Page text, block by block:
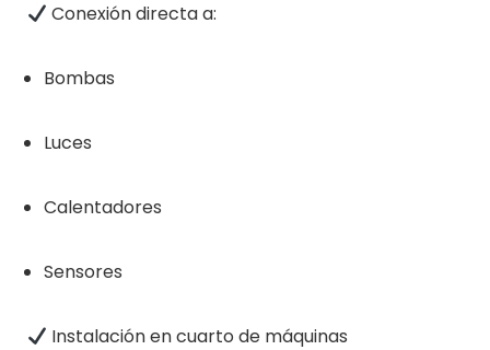
Conexión directa a:
Bombas
Luces
Calentadores
Sensores
Instalación en cuarto de máquinas